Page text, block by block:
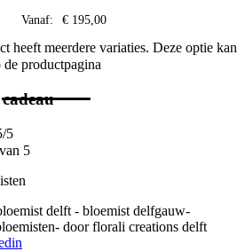
Vanaf: € 195,00
heeft meerdere variaties. Deze optie kan
productpagina
5
5